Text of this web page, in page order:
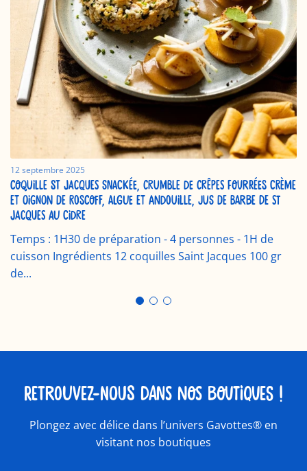
12 septembre 2025
COQUILLE ST JACQUES SNACKÉE, CRUMBLE DE CRÊPES FOURRÉES CRÈME
ET OIGNON DE ROSCOFF, ALGUE ET ANDOUILLE, JUS DE BARBE DE ST
JACQUES AU CIDRE
Temps : 1H30 de préparation - 4 personnes - 1H de
cuisson Ingrédients 12 coquilles Saint Jacques 100 gr
de...
RETROUVEZ-NOUS DANS NOS BOUTIQUES !
Plongez avec délice dans l’univers Gavottes® en
visitant nos boutiques